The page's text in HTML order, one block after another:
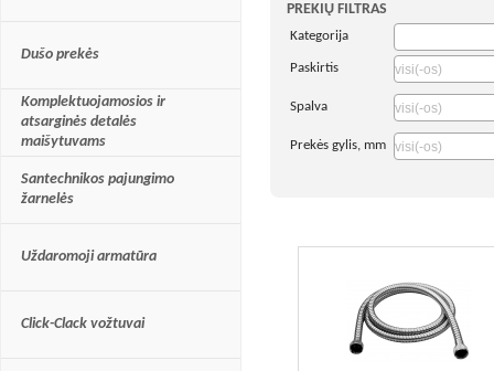
Pasinaudodami
kategorijų
segmentą.
pateikiame
filtrus,
parduotuvės
Dušo prekės
Komplektuojamosios ir
atsarginės detalės
maišytuvams
Santechnikos pajungimo
žarnelės
Uždaromoji armatūra
Click-Clack vožtuvai
PREKIŲ FILTRAS
Kategorija
Paskirtis
Spalva
Prekės gylis, mm